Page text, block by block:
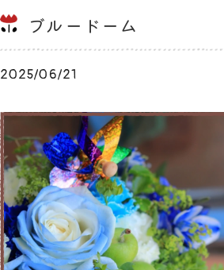
ブルードーム
2025/06/21